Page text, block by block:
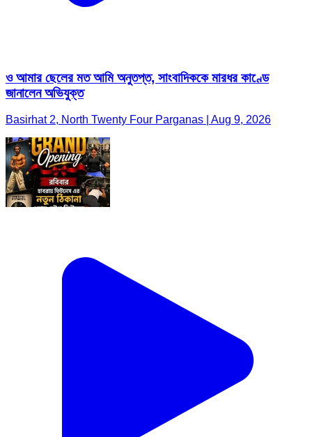
ও আমার ছেলের মত আমি অনুতপ্ত, সাংবাদিককে মারধর কাণ্ডে
জানালেন অভিযুক্ত
Basirhat 2, North Twenty Four Parganas | Aug 9, 2026